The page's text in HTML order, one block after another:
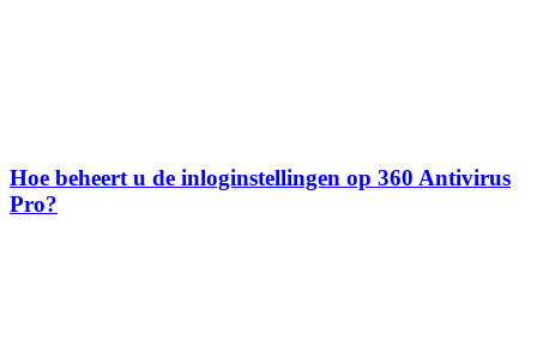
Hoe beheert u de inloginstellingen op 360 Antivirus
Pro?